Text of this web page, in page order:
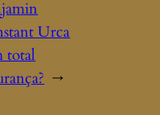
Urca
total
→